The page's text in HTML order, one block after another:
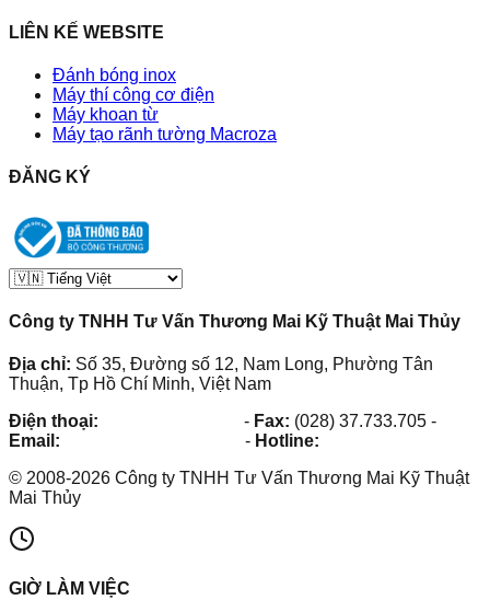
LIÊN KẾ WEBSITE
Đánh bóng inox
Máy thí công cơ điện
Máy khoan từ
Máy tạo rãnh tường Macroza
ĐĂNG KÝ
Công ty TNHH Tư Vấn Thương Mai Kỹ Thuật Mai Thủy
Địa chỉ: Số 35, Đường số 12, Nam Long, Phường Tân
Thuận, Tp Hồ Chí Minh, Việt Nam
Điện thoại:
- Fax: (028) 37.733.705 -
Email:
- Hotline:
© 2008-2026 Công ty TNHH Tư Vấn Thương Mai Kỹ Thuật
Mai Thủy
GIỜ LÀM VIỆC